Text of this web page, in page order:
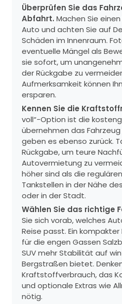
Überprüfen Sie das
Abfahrt. Machen Sie
Auto und achten Sie auf
Schäden im Innenraum.
eventuelle Mängel als
sie sofort, um
der Rückgabe zu
Aufmerksamkeit können
ersparen.
Kennen Sie die
voll“-Option ist die
übernehmen das
geben es ebenso zurück.
Rückgabe, um teure
Autovermietung zu
höher sind als die
Tankstellen in der Nähe
oder in der Stadt.
Wählen Sie das richtige
Sie sich vorab, welches
Reise passt. Ein
für die engen Gassen
SUV mehr Stabilität auf
Bergstraßen bietet.
Kraftstoffverbrauch, das
und optionale Extras wie
nötig.